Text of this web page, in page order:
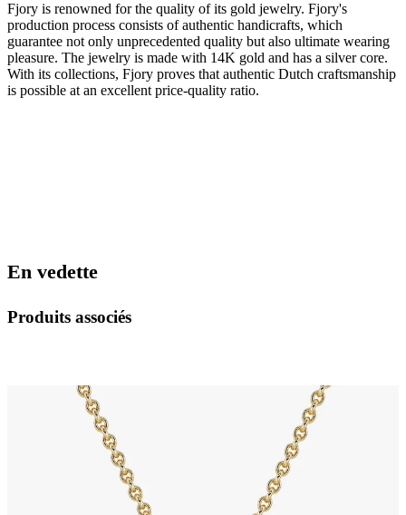
Fjory is renowned for the quality of its gold jewelry. Fjory's
production process consists of authentic handicrafts, which
guarantee not only unprecedented quality but also ultimate wearing
pleasure. The jewelry is made with 14K gold and has a silver core.
With its collections, Fjory proves that authentic Dutch craftsmanship
is possible at an excellent price-quality ratio.
En vedette
Produits associés